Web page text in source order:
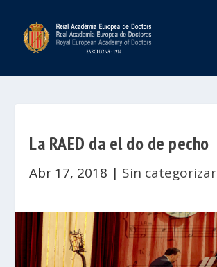
La RAED da el do de pecho
Abr 17, 2018 | Sin categorizar